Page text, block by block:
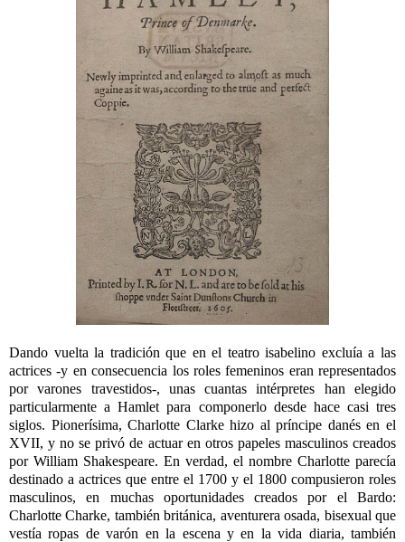
Dando vuelta la tradición que en el teatro isabelino excluía a las
actrices -y en consecuencia los roles femeninos eran representados
por varones travestidos-, unas cuantas intérpretes han elegido
particularmente a Hamlet para componerlo desde hace casi tres
siglos. Pionerísima, Charlotte Clarke hizo al príncipe danés en el
XVII, y no se privó de actuar en otros papeles masculinos creados
por William Shakespeare. En verdad, el nombre Charlotte parecía
destinado a actrices que entre el 1700 y el 1800 compusieron roles
masculinos, en muchas oportunidades creados por el Bardo:
Charlotte Charke, también británica, aventurera osada, bisexual que
vestía ropas de varón en la escena y en la vida diaria, también